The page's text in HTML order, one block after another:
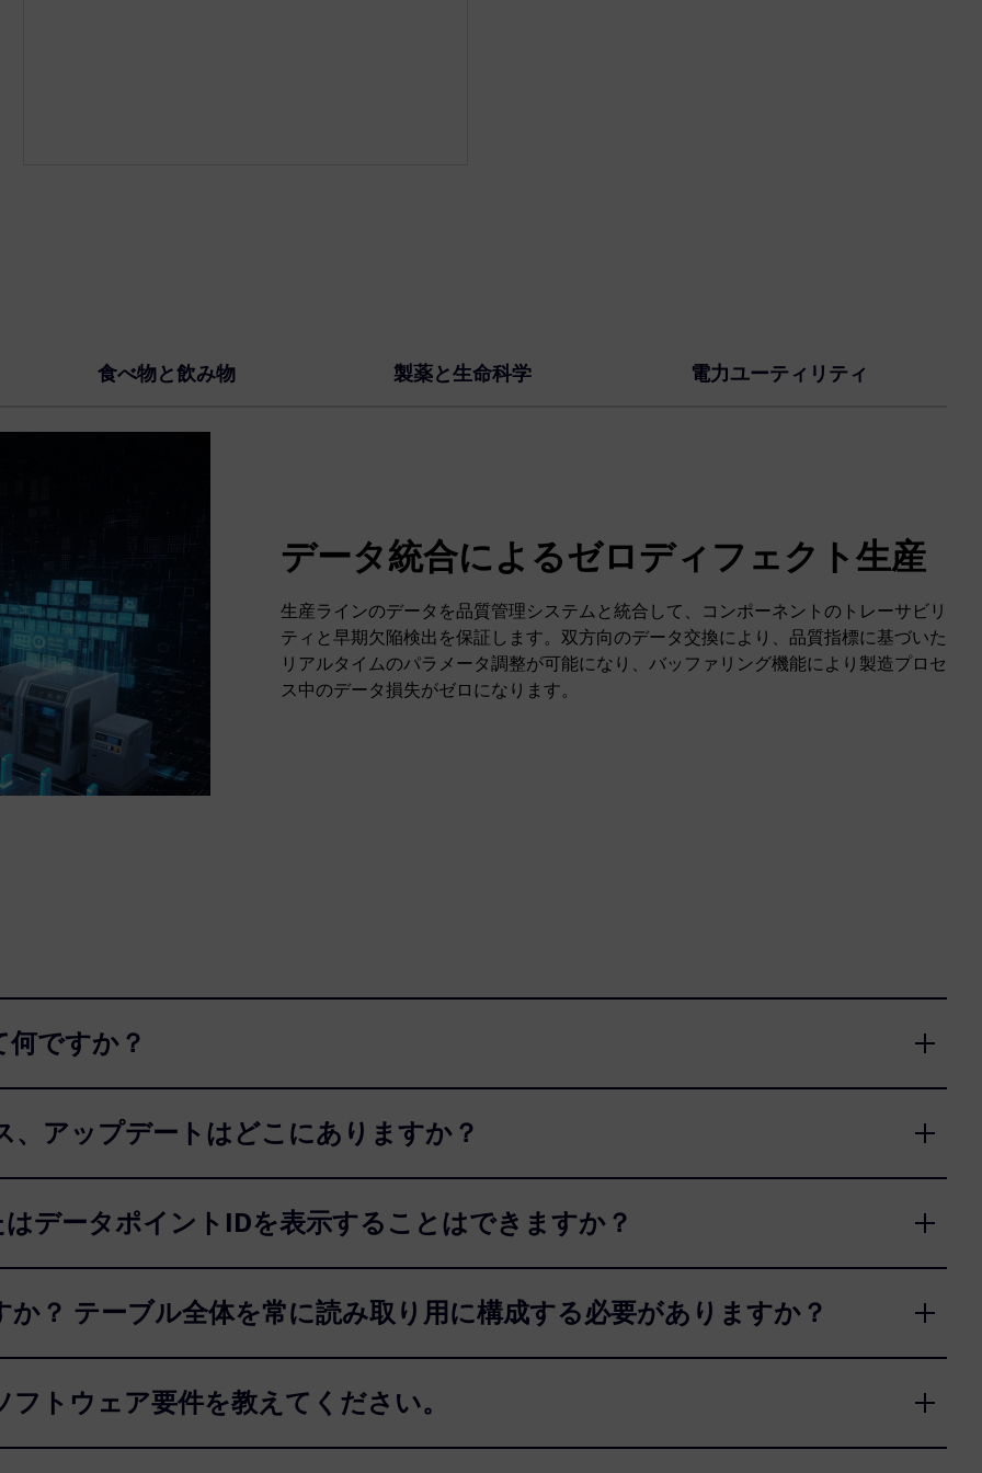
食べ物と飲み物 製薬と生命科学 電力ユーティリティ
データ統合によるゼロディフェクト生産
生産ラインのデータを品質管理システムと統合して、コンポーネントのトレーサビリ
ティと早期欠陥検出を保証します。双方向のデータ交換により、品質指標に基づいた
リアルタイムのパラメータ調整が可能になり、バッファリング機能により製造プロセ
ス中のデータ損失がゼロになります。
ですか？
アップデートはどこにありますか？
データポイントIDを表示することはできますか？
？ テーブル全体を常に読み取り用に構成する必要がありますか？
トウェア要件を教えてください。